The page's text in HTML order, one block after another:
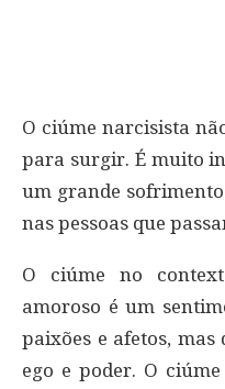
O ciúme narcisista
para surgir. É muito
um grande
nas pessoas que
O ciúme no
amoroso é um
paixões e afetos,
ego e poder. O